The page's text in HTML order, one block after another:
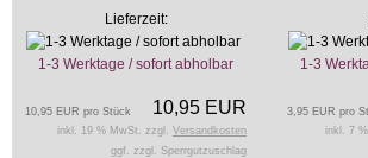
Lieferzeit:
1-3 Werktage / sofort abholbar
10,95 EUR
10,95 EUR pro Stück
inkl. 19 % MwSt. zzgl. Versandkosten
ggf. zzgl. Sperrgutzuschlag
1-3
3,95 EUR pro
inkl. 7